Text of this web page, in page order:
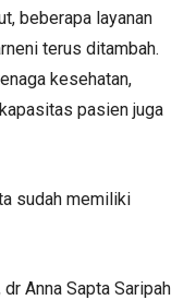
beberapa layanan
terus ditambah.
kesehatan,
pasien juga
sudah memiliki
Anna Sapta Saripah